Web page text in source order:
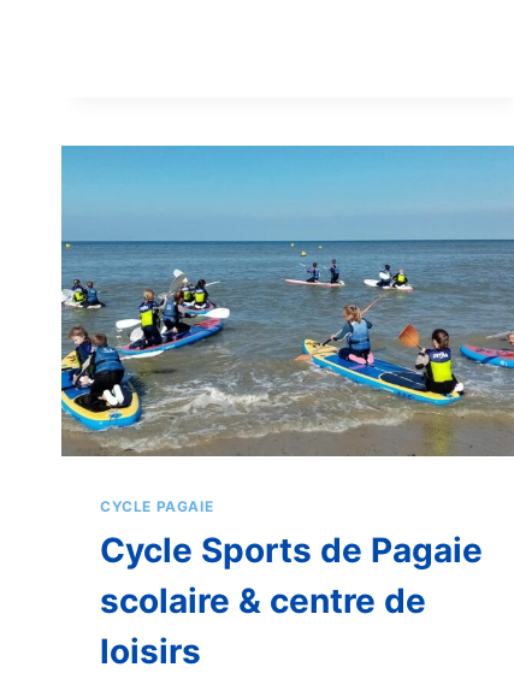
CYCLE PAGAIE
Cycle Sports de Pagaie
scolaire & centre de
loisirs